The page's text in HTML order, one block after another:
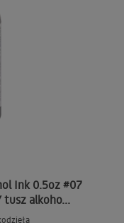
Ink 0.5oz #07
tusz alkoho...